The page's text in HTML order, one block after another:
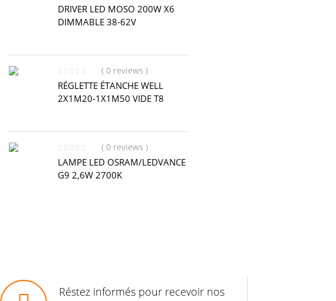
DRIVER LED MOSO 200W X6
DIMMABLE 38-62V
( 0 reviews )
RÉGLETTE ÉTANCHE WELL
2X1M20-1X1M50 VIDE T8
( 0 reviews )
LAMPE LED OSRAM/LEDVANCE
G9 2,6W 2700K
Réstez informés pour recevoir nos